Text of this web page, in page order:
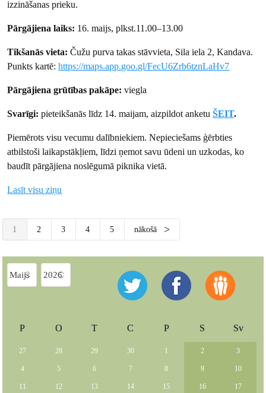
izzināšanas prieku.
Pārgājiena laiks: 16. maijs, plkst.11.00–13.00
Tikšanās vieta: Čužu purva takas stāvvieta, Sila iela 2, Kandava.
Punkts kartē:https://maps.app.goo.gl/FecU6Zrb6tznLaHv7
Pārgājiena grūtības pakāpe:viegla
Svarīgi: pieteikšanās līdz 14. maijam, aizpildot anketuŠEIT.
Piemērots visu vecumu dalībniekiem. Nepieciešams ģērbties
atbilstoši laikapstākļiem, līdzi ņemot savu ūdeni un uzkodas, ko
baudīt pārgājiena noslēgumā piknika vietā.
Lasīt visu ziņu
1 2 3 4 5 nākošā
P O T C P S Sv
27 28 29 30 1 2 3
4 5 6 7 8 9 10
11 12 13 14 15 16 17